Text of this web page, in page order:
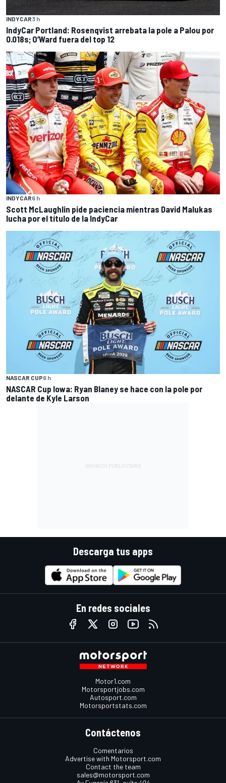
INDYCAR3 h
IndyCar Portland: Rosenqvist arrebata la pole a Palou por
0.018s; O’Ward fuera del top 12
INDYCAR6 h
Scott McLaughlin pide paciencia mientras David Malukas
lucha por el título de la IndyCar
NASCAR CUP6 h
NASCAR Cup Iowa: Ryan Blaney se hace con la pole por
delante de Kyle Larson
Descarga tus apps
En redes sociales
Motor1.com
Motorsportjobs.com
Autosport.com
Motorsportstats.com
Contáctenos
Comentarios
Advertise with Motorsport.com
Contact the team
sales@motorsport.com